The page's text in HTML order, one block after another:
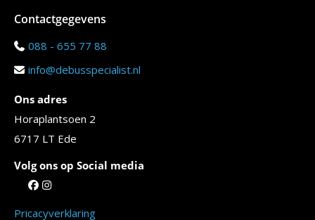
Contactgegevens
088 - 655 77 88
info@debusspecialist.nl
Ons adres
Horaplantsoen 2
6717 LT Ede
Volg ons op Social media
Pricacyverklaring